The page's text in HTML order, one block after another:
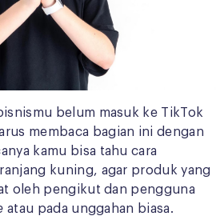
belum masuk ke TikTok
membaca bagian ini dengan
kamu bisa tahu cara
kuning, agar produk yang
oleh pengikut dan pengguna
atau pada unggahan biasa.